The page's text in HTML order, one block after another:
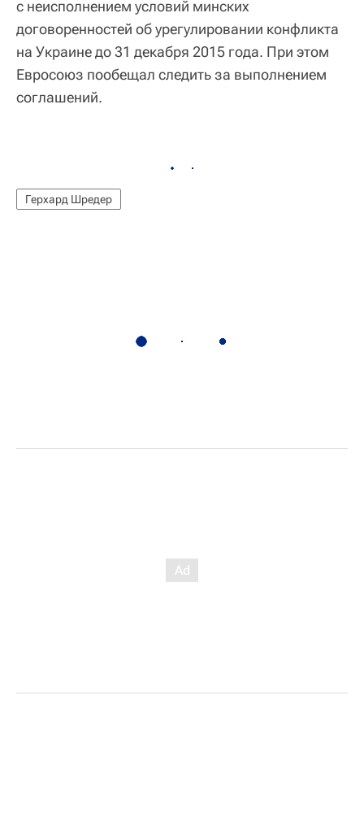
с неисполнением условий минских
договоренностей об урегулировании конфликта
на Украине до 31 декабря 2015 года. При этом
Евросоюз пообещал следить за выполнением
соглашений.
Герхард Шредер